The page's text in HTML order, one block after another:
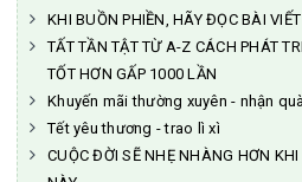
KHI BUỒN PHIỀN, HÃY ĐỌC BÀI
TẤT TẦN TẬT TỪ A-Z CÁCH PHÁT
TỐT HƠN GẤP 1000 LẦN
Khuyến mãi thường xuyên - nhận
Tết yêu thương - trao lì xì
CUỘC ĐỜI SẼ NHẸ NHÀNG HƠN